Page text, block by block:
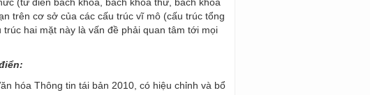
trên cơ sở của các cấu trúc vĩ mô (cấu trúc tổng
hai mặt này là vấn đề phải quan tâm tới mọi
hóa Thông tin tái bản 2010, có hiệu chỉnh và bổ